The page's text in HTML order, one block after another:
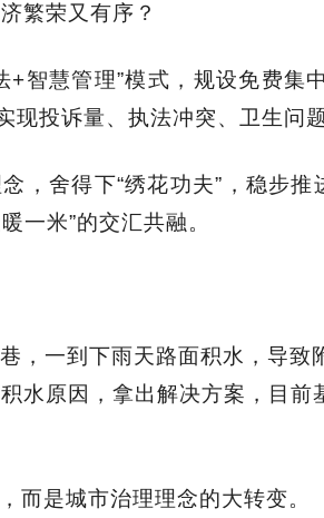
繁荣又有序？
+智慧管理”模式，规设免费集
投诉量、执法冲突、卫生问题
，舍得下“绣花功夫”，稳步推
一米”的交汇共融。
，一到下雨天路面积水，导致
水原因，拿出解决方案，目
而是城市治理理念的大转变。